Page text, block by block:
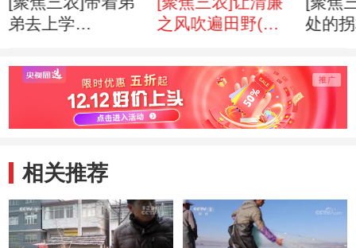
弟去上学
之风吹遍田野(二)
处的
相关推荐